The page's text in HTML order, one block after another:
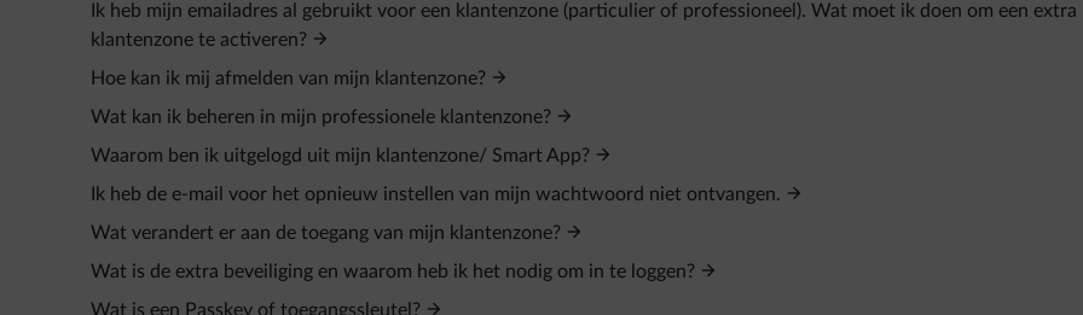
Ik heb mijn emailadres al gebruikt voor een klantenzone (particulier of professioneel). Wat moet ik doen om een extra
klantenzone te activeren?
Hoe kan ik mij afmelden van mijn klantenzone?
Wat kan ik beheren in mijn professionele klantenzone?
Waarom ben ik uitgelogd uit mijn klantenzone/ Smart App?
Ik heb de e-mail voor het opnieuw instellen van mijn wachtwoord niet ontvangen.
Wat verandert er aan de toegang van mijn klantenzone?
Wat is de extra beveiliging en waarom heb ik het nodig om in te loggen?
Wat is een Passkey of toegangssleutel?